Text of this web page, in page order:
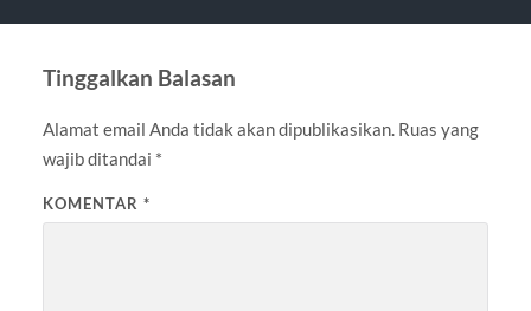
Tinggalkan Balasan
Alamat email Anda tidak akan dipublikasikan. Ruas yang
wajib ditandai *
KOMENTAR *